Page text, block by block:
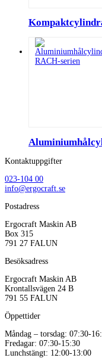
Kontaktuppgifter
023-104 00
info@ergocraft.se
Postadress
Ergocraft Maskin AB
Box 315
791 27 FALUN
Besöksadress
Ergocraft Maskin AB
Krontallsvägen 24 B
791 55 FALUN
Öppettider
Måndag – torsdag: 07:30-
Fredagar: 07:30-15:30
Lunchstängt: 12:00-13:00